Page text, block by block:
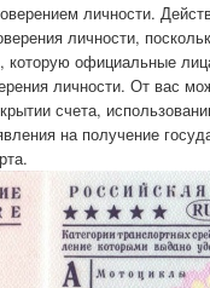
личности.
личности,
официальные
личности. От вас
счета,
на получение